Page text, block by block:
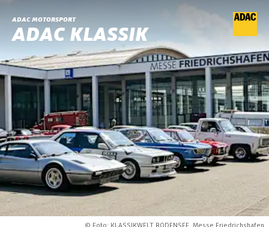
ADAC MOTORSPORT
ADAC KLASSIK
© Foto: KLASSIKWELT BODENSEE, Messe Friedrichshafen